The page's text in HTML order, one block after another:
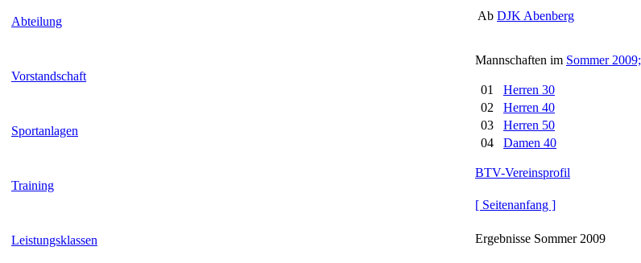
Abteilung
Vorstandschaft
Sportanlagen
Training
Leistungsklassen
Ab DJK Abenberg
Mannschaften im Sommer 2009;
01
Herren 30
02
Herren 40
03
Herren 50
04
Damen 40
BTV-Vereinsprofil
[ Seitenanfang ]
Ergebnisse Sommer 2009